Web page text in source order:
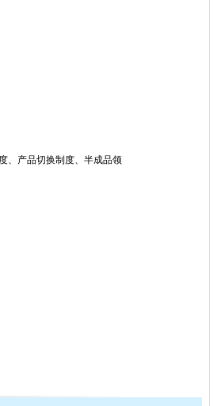
、产品切换制度、半成品领